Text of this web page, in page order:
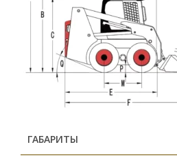
ГАБАРИТЫ